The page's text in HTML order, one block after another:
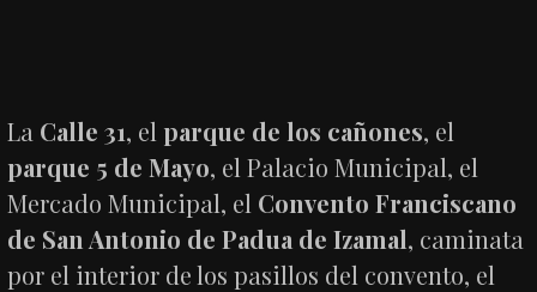
La Calle 31, el parque de los cañones, el
parque 5 de Mayo, el Palacio Municipal, el
Mercado Municipal, el Convento Franciscano
de San Antonio de Padua de Izamal, caminata
por el interior de los pasillos del convento, el